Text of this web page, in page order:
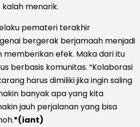
menarik.
pemateri terakhir
bergerak berjamaah menjadi
memberikan efek. Maka dari itu
berbasis komunitas. “Kolaborasi
harus dimiliki jika ingin saling
banyak apa yang kita
jauh perjalanan yang bisa
*(iant)